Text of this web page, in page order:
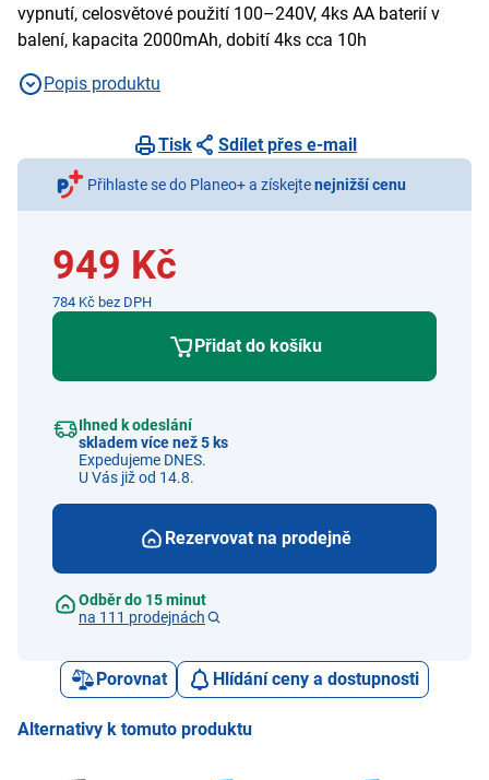
vypnutí, celosvětové použití 100–240V, 4ks AA baterií v
balení, kapacita 2000mAh, dobití 4ks cca 10h
Popis produktu
Tisk Sdílet přes e-mail
Přihlaste se do Planeo+ a získejtenejnižší cenu
949 Kč
784 Kč bez DPH
Přidat do košíku
Ihned k odeslání
skladem více než 5 ks
Expedujeme DNES.
U Vás již od 14.8.
Rezervovat na prodejně
Odběr do 15 minut
na 111 prodejnách
Porovnat Hlídání ceny a dostupnosti
Alternativy k tomuto produktu